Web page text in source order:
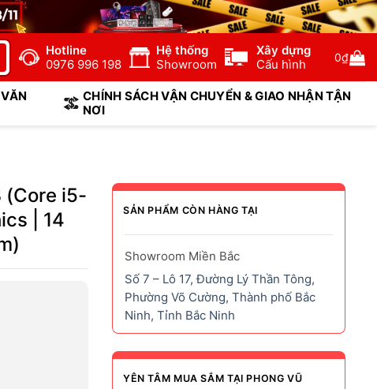
Hotline
0976 996 198
Hệ thống
Showroom
Xây dựng
Cấu hình
0₫
CHÍNH SÁCH VẬN CHUYỂN & GIAO NHẬN TẬN
NƠI
(Core i5-
| 14
SẢN PHẨM CÒN HÀNG TẠI
Showroom Miền Bắc
Số 7 – Lô 17, Đường Lý Thần Tông,
Phường Võ Cường, Thành phố Bắc
Ninh, Tỉnh Bắc Ninh
YÊN TÂM MUA SẮM TẠI PHONG VŨ